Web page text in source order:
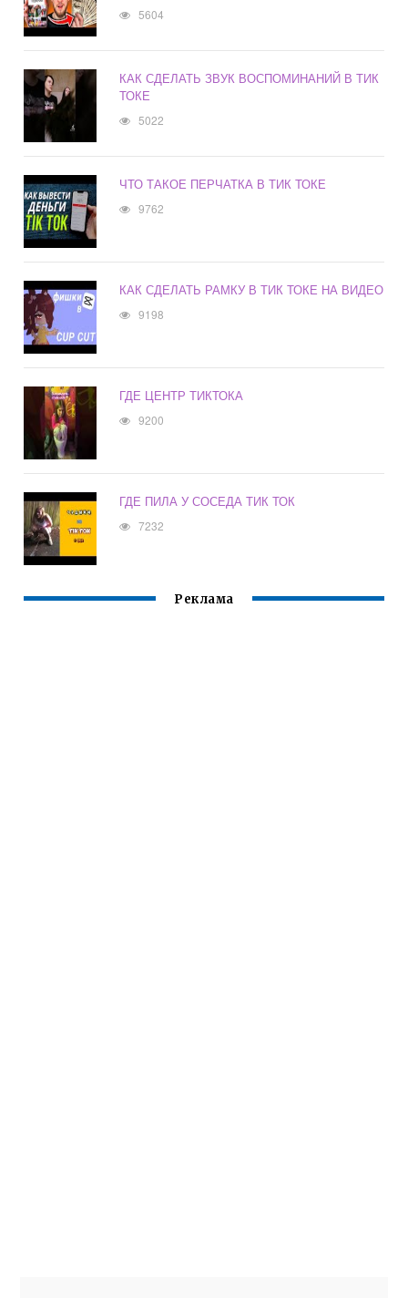
5604
КАК СДЕЛАТЬ ЗВУК ВОСПОМИНАНИЙ В ТИК
ТОКЕ
5022
ЧТО ТАКОЕ ПЕРЧАТКА В ТИК ТОКЕ
9762
КАК СДЕЛАТЬ РАМКУ В ТИК ТОКЕ НА ВИДЕО
9198
ГДЕ ЦЕНТР ТИКТОКА
9200
ГДЕ ПИЛА У СОСЕДА ТИК ТОК
7232
Реклама